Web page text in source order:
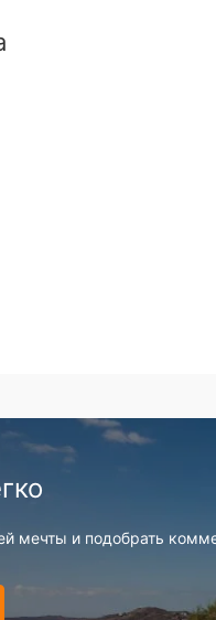
мечты и подобрать